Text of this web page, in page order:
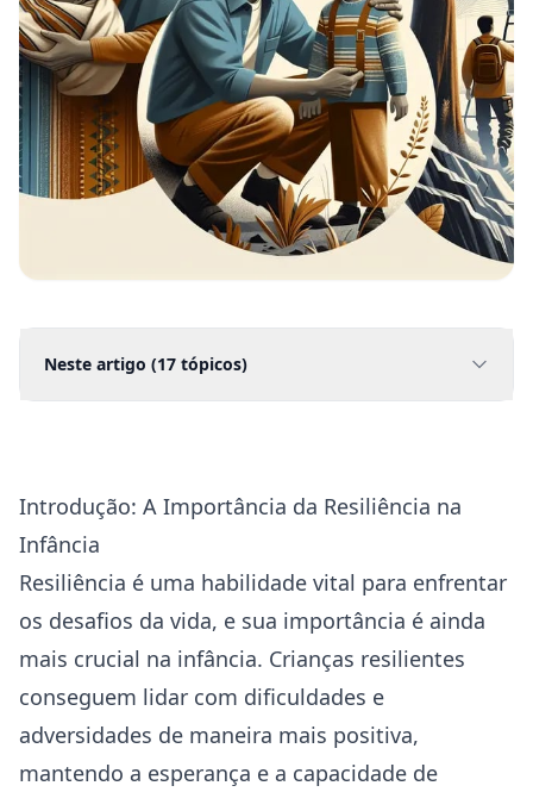
Neste artigo (17 tópicos)
Introdução: A Importância da Resiliência na
Infância
Resiliência é uma habilidade vital para enfrentar
os desafios da vida, e sua importância é ainda
mais crucial na infância. Crianças resilientes
conseguem lidar com dificuldades e
adversidades de maneira mais positiva,
mantendo a esperança e a capacidade de